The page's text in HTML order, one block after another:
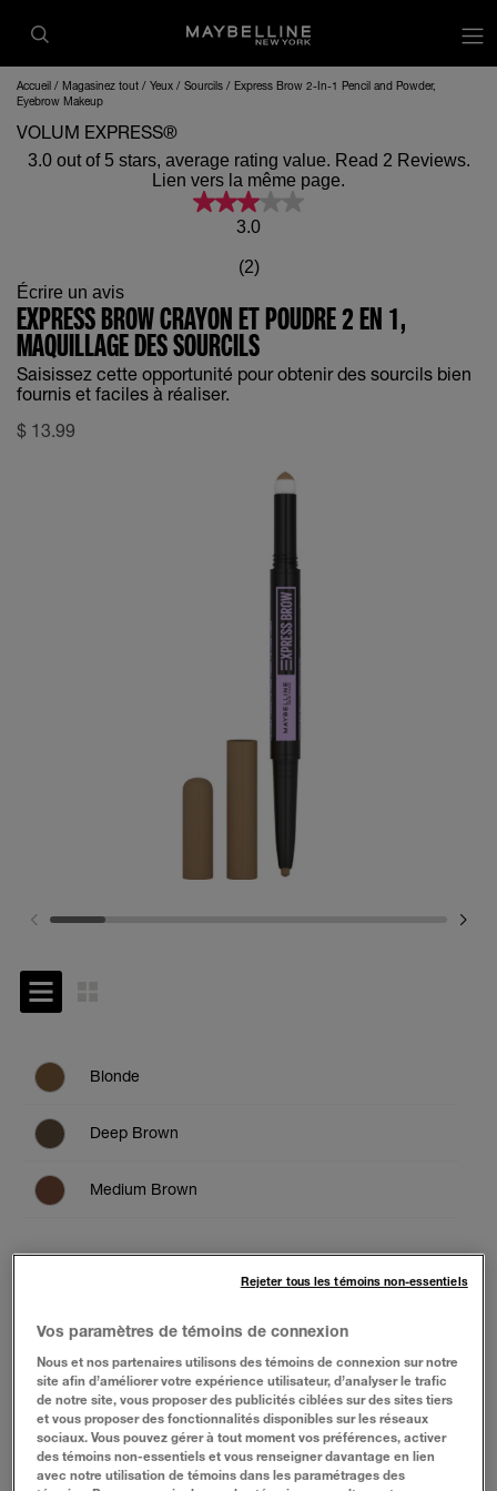
Accueil Magasinez tout Yeux Sourcils
Express Brow 2-In-1 Pencil and Powder,
Eyebrow Makeup
VOLUM EXPRESS®
3.0 out of 5 stars, average rating value. Read 2 Reviews.
Lien vers la même page.
3.0
(2)
Écrire un avis
EXPRESS BROW CRAYON ET POUDRE 2 EN 1,
MAQUILLAGE DES SOURCILS
Saisissez cette opportunité pour obtenir des sourcils bien
fournis et faciles à réaliser.
$ 13.99
Blonde
Deep Brown
Medium Brown
ESSAYER
BUY NOW
À PROPOS
Vos paramètres de témoins de connexion
Nous et nos partenaires utilisons des témoins de connexion sur notre
site afin d’améliorer votre expérience utilisateur, d’analyser le trafic
de notre site, vous proposer des publicités ciblées sur des sites tiers
et vous proposer des fonctionnalités disponibles sur les réseaux
sociaux. Vous pouvez gérer à tout moment vos préférences, activer
des témoins non-essentiels et vous renseigner davantage en lien
avec notre utilisation de témoins dans les paramétrages des
Rejeter tous les témoins non-essentiels